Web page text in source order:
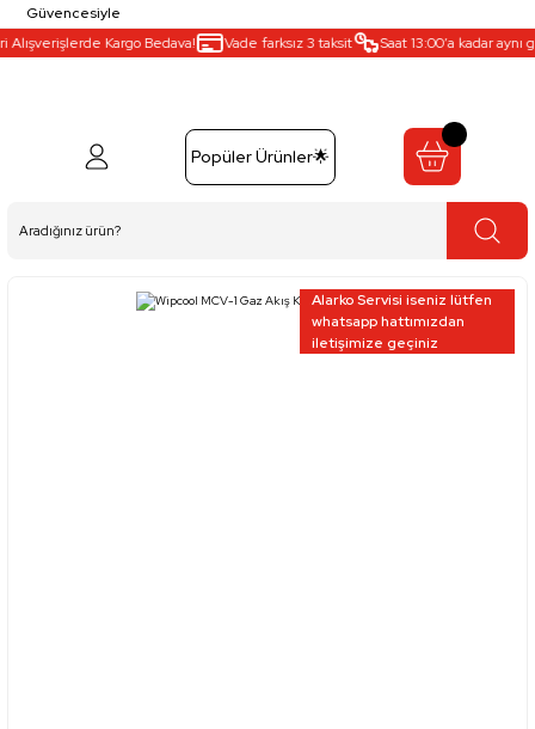
Güvencesiyle
Kargo Bedava!
Vade farksız 3 taksit Saat 13:00’a kadar aynı
Popüler Ürünler🌟
Alarko Servisi iseniz lütfen
whatsapp hattımızdan
iletişimize geçiniz